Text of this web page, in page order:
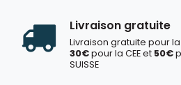
Livraison gratuite
Livraison gratuite pour
30€pour la CEE et 50€
SUISSE